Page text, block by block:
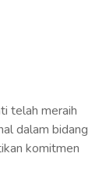
telah meraih
dalam bidang
komitmen